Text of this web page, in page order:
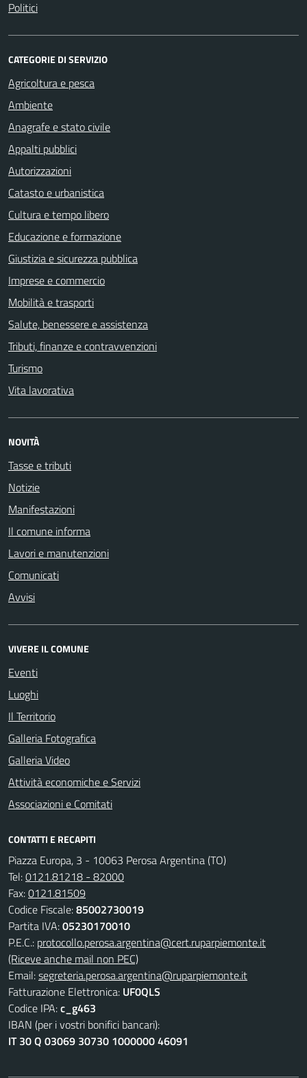
Politici
CATEGORIE DI SERVIZIO
Agricoltura e pesca
Ambiente
Anagrafe e stato civile
Appalti pubblici
Autorizzazioni
Catasto e urbanistica
Cultura e tempo libero
Educazione e formazione
Giustizia e sicurezza pubblica
Imprese e commercio
Mobilità e trasporti
Salute, benessere e assistenza
Tributi, finanze e contravvenzioni
Turismo
Vita lavorativa
NOVITÀ
Tasse e tributi
Notizie
Manifestazioni
Il comune informa
Lavori e manutenzioni
Comunicati
Avvisi
VIVERE IL COMUNE
Eventi
Luoghi
Il Territorio
Galleria Fotografica
Galleria Video
Attività economiche e Servizi
Associazioni e Comitati
CONTATTI E RECAPITI
Piazza Europa, 3 - 10063 Perosa Argentina (TO)
Tel:0121.81218 - 82000
Fax:0121.81509
Codice Fiscale:85002730019
Partita IVA:05230170010
P.E.C.: protocollo.perosa.argentina@cert.ruparpiemonte.it
(Riceve anche mail non PEC)
Email:segreteria.perosa.argentina@ruparpiemonte.it
Fatturazione Elettronica: UF0QLS
Codice IPA:c_g463
IBAN (per i vostri bonifici bancari):
IT 30 Q 03069 30730 1000000 46091